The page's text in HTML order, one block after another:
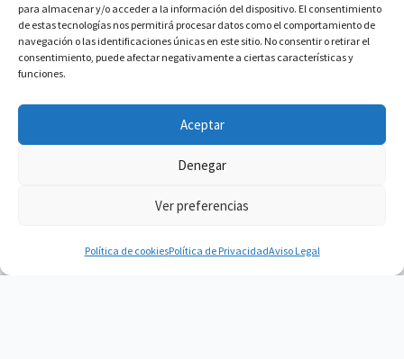
para almacenar y/o acceder a la información del dispositivo. El consentimiento
de estas tecnologías nos permitirá procesar datos como el comportamiento de
navegación o las identificaciones únicas en este sitio. No consentir o retirar el
consentimiento, puede afectar negativamente a ciertas características y
funciones.
Aceptar
Denegar
Ver preferencias
Política de cookiesPolítica de PrivacidadAviso Legal